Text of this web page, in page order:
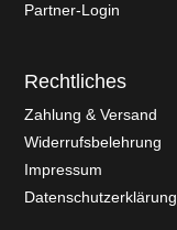
Partner-Login
Rechtliches
Zahlung & Versand
Widerrufsbelehrung
Impressum
Datenschutzerklärung